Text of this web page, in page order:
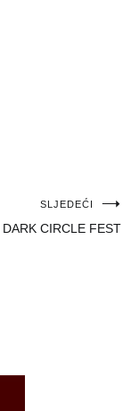
SLJEDEĆI
DARK CIRCLE FEST